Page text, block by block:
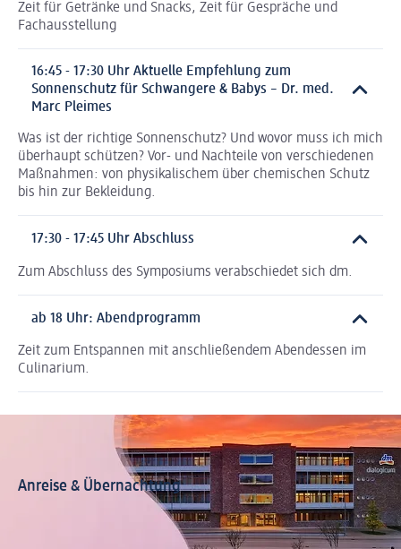
Zeit für Getränke und Snacks, Zeit für Gespräche und
Fachausstellung
16:45 - 17:30 Uhr Aktuelle Empfehlung zum
Sonnenschutz für Schwangere & Babys – Dr. med.
Marc Pleimes
Was ist der richtige Sonnenschutz? Und wovor muss ich mich
überhaupt schützen? Vor- und Nachteile von verschiedenen
Maßnahmen: von physikalischem über chemischen Schutz
bis hin zur Bekleidung.
17:30 - 17:45 Uhr Abschluss
Zum Abschluss des Symposiums verabschiedet sich dm.
ab 18 Uhr: Abendprogramm
Zeit zum Entspannen mit anschließendem Abendessen im
Culinarium.
Anreise & Übernachtung